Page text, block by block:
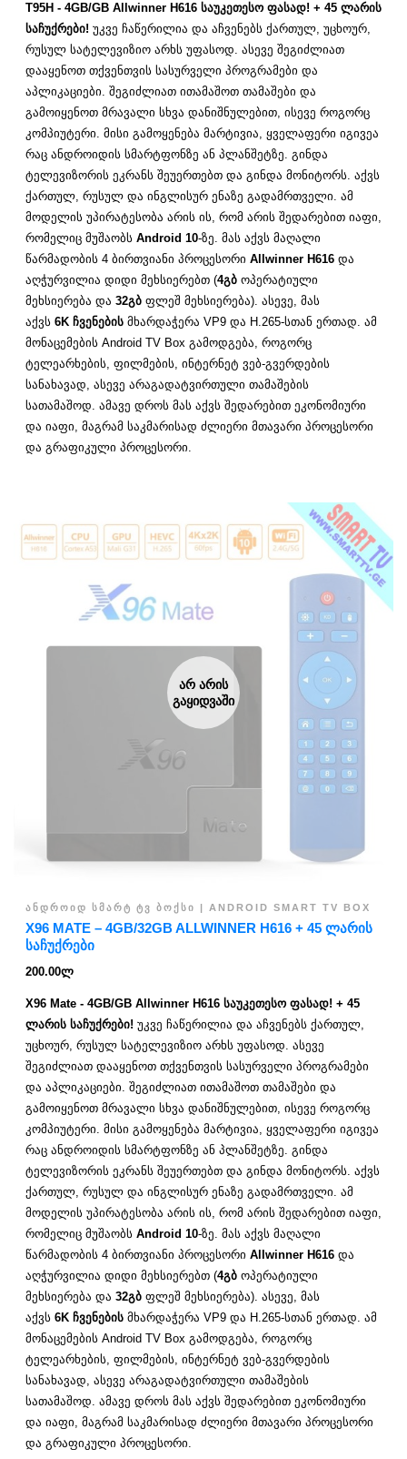
T95H - 4GB/GB Allwinner H616 საუკეთესო ფასად! + 45 ლარის
საჩუქრები! უკვე ჩაწერილია და აჩვენებს ქართულ, უცხოურ,
რუსულ სატელევიზიო არხს უფასოდ. ასევე შეგიძლიათ
დააყენოთ თქვენთვის სასურველი პროგრამები და
აპლიკაციები. შეგიძლიათ ითამაშოთ თამაშები და
გამოიყენოთ მრავალი სხვა დანიშნულებით, ისევე როგორც
კომპიუტერი. მისი გამოყენება მარტივია, ყველაფერი იგივეა
რაც ანდროიდის სმარტფონზე ან პლანშეტზე. გინდა
ტელევიზორის ეკრანს შეუერთებთ და გინდა მონიტორს. აქვს
ქართულ, რუსულ და ინგლისურ ენაზე გადამრთველი. ამ
მოდელის უპირატესობა არის ის, რომ არის შედარებით იაფი,
რომელიც მუშაობს Android 10-ზე. მას აქვს მაღალი
წარმადობის 4 ბირთვიანი პროცესორი Allwinner H616 და
აღჭურვილია დიდი მეხსიერებთ (4გბ ოპერატიული
მეხსიერება და 32გბ ფლეშ მეხსიერება). ასევე, მას
აქვს 6K ჩვენების მხარდაჭერა VP9 და H.265-სთან ერთად. ამ
მონაცემების Android TV Box გამოდგება, როგორც
ტელეარხების, ფილმების, ინტერნეტ ვებ-გვერდების
სანახავად, ასევე არაგადატვირთული თამაშების
სათამაშოდ. ამავე დროს მას აქვს შედარებით ეკონომიური
და იაფი, მაგრამ საკმარისად ძლიერი მთავარი პროცესორი
და გრაფიკული პროცესორი.
ᲐᲠ ᲐᲠᲘᲡ
ᲒᲐᲧᲘᲓᲕᲐᲨᲘ
ᲐᲜᲓᲠᲝᲘᲓ ᲡᲛᲐᲠᲢ ᲢᲕ ᲑᲝᲥᲡᲘ | ANDROID SMART TV BOX
X96 MATE – 4GB/32GB ALLWINNER H616 + 45 ᲚᲐᲠᲘᲡ
ᲡᲐᲩᲣᲥᲠᲔᲑᲘ
200.00ლ
X96 Mate - 4GB/GB Allwinner H616 საუკეთესო ფასად! + 45
ლარის საჩუქრები! უკვე ჩაწერილია და აჩვენებს ქართულ,
უცხოურ, რუსულ სატელევიზიო არხს უფასოდ. ასევე
შეგიძლიათ დააყენოთ თქვენთვის სასურველი პროგრამები
და აპლიკაციები. შეგიძლიათ ითამაშოთ თამაშები და
გამოიყენოთ მრავალი სხვა დანიშნულებით, ისევე როგორც
კომპიუტერი. მისი გამოყენება მარტივია, ყველაფერი იგივეა
რაც ანდროიდის სმარტფონზე ან პლანშეტზე. გინდა
ტელევიზორის ეკრანს შეუერთებთ და გინდა მონიტორს. აქვს
ქართულ, რუსულ და ინგლისურ ენაზე გადამრთველი. ამ
მოდელის უპირატესობა არის ის, რომ არის შედარებით იაფი,
რომელიც მუშაობს Android 10-ზე. მას აქვს მაღალი
წარმადობის 4 ბირთვიანი პროცესორი Allwinner H616 და
აღჭურვილია დიდი მეხსიერებთ (4გბ ოპერატიული
მეხსიერება და 32გბ ფლეშ მეხსიერება). ასევე, მას
აქვს 6K ჩვენების მხარდაჭერა VP9 და H.265-სთან ერთად. ამ
მონაცემების Android TV Box გამოდგება, როგორც
ტელეარხების, ფილმების, ინტერნეტ ვებ-გვერდების
სანახავად, ასევე არაგადატვირთული თამაშების
სათამაშოდ. ამავე დროს მას აქვს შედარებით ეკონომიური
და იაფი, მაგრამ საკმარისად ძლიერი მთავარი პროცესორი
და გრაფიკული პროცესორი.